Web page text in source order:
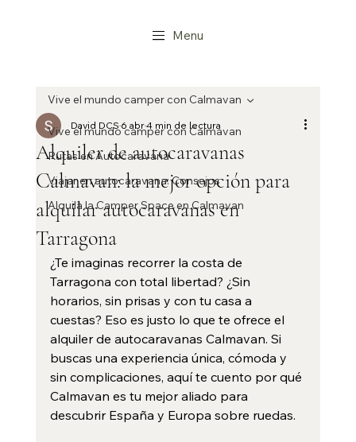
Menu
Vive el mundo camper con Calmavan
Rutas en Autocaravana
Viajar en autocaravana: Consejos
Alquila la Camper Space en Calmavan
Vive el mundo camper con Calmavan
Alquiler de autocaravanas
Calmavan: la mejor opción para
alquilar autocaravanas en
Tarragona
David DCS6 abr4 min de lectura
¿Te imaginas recorrer la costa de
Tarragona con total libertad? ¿Sin
horarios, sin prisas y con tu casa a
cuestas? Eso es justo lo que te ofrece el
alquiler de autocaravanas Calmavan. Si
buscas una experiencia única, cómoda y
sin complicaciones, aquí te cuento por qué
Calmavan es tu mejor aliado para
descubrir España y Europa sobre ruedas.